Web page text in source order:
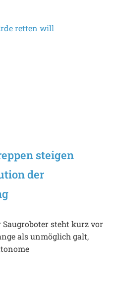
steigen
der
steht kurz vor
als unmöglich galt,